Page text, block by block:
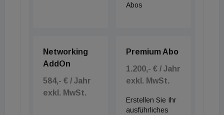
Abos
Networking
AddOn
584,- € / Jahr
exkl. MwSt.
Premium Abo
1.200,- € / Jahr
exkl. MwSt.
Erstellen Sie Ihr
ausführliches